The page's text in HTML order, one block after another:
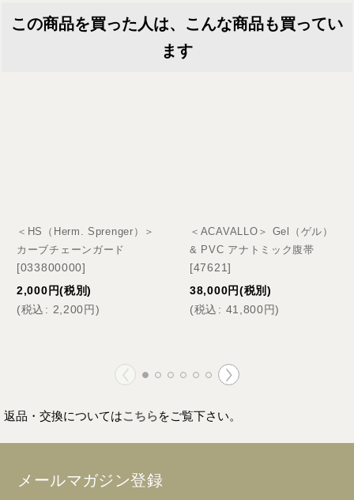
この商品を買った人は、こんな商品も買ってい
ます
＜HS（Herm. Sprenger）＞
カーブチェーンガード
[033800000]
2,000 円(税別)
(税込 : 2,200円)
＜ACAVALLO＞ Gel（ゲル）
& PVC アナトミック腹帯
[47621]
38,000円(税別)
(税込 : 41,800円)
返品・交換についてはこちらをご覧下さい。
メールマガジン登録